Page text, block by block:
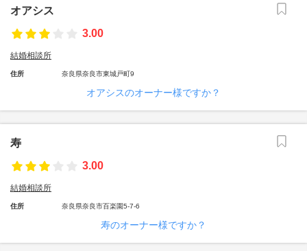
オアシス
3.00
結婚相談所
住所 奈良県奈良市東城戸町9
オアシスのオーナー様ですか？
寿
3.00
結婚相談所
住所 奈良県奈良市百楽園5-7-6
寿のオーナー様ですか？